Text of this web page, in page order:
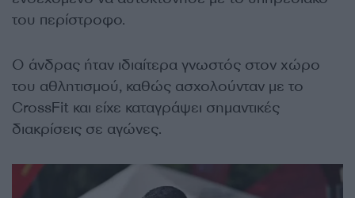
του περίστροφο.
Ο άνδρας ήταν ιδιαίτερα γνωστός στον χώρο
του αθλητισμού, καθώς ασχολούνταν με το
CrossFit και είχε καταγράψει σημαντικές
διακρίσεις σε αγώνες.